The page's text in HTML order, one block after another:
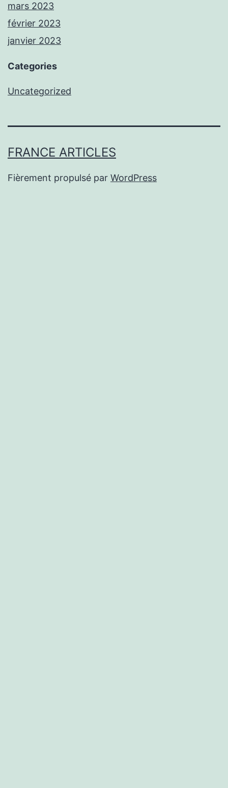
mars 2023
février 2023
janvier 2023
Categories
Uncategorized
FRANCE ARTICLES
Fièrement propulsé par WordPress